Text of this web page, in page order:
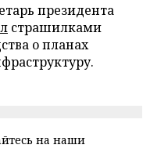
президента
страшилками
о планах
на наши